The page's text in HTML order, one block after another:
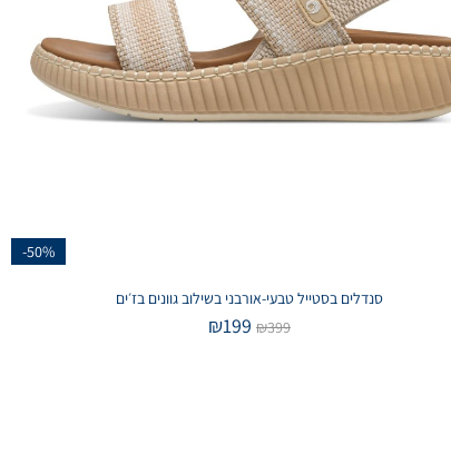
-50%
סנדלים בסטייל טבעי-אורבני בשילוב גוונים בז׳ים
₪399
₪199